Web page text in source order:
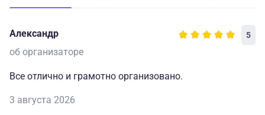
Александр 5
об организаторе
Все отлично и грамотно организовано.
3 августа 2026